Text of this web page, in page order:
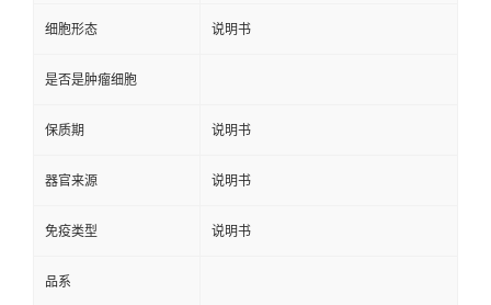
细胞形态 说明书
是否是肿瘤细胞
保质期 说明书
器官来源 说明书
免疫类型 说明书
品系